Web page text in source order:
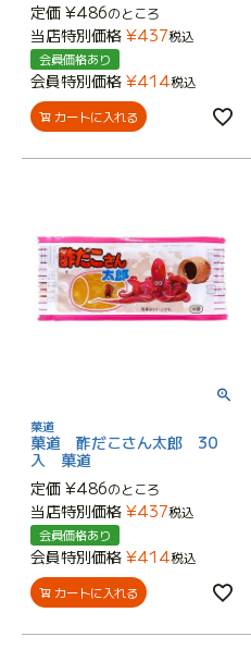
定価 ¥486のところ
当店特別価格 ¥437税込
会員価格あり
会員特別価格 ¥414税込
カートに入れる
菓道
菓道 酢だこさん太郎 30
入 菓道
定価 ¥486のところ
当店特別価格 ¥437税込
会員価格あり
会員特別価格 ¥414税込
カートに入れる